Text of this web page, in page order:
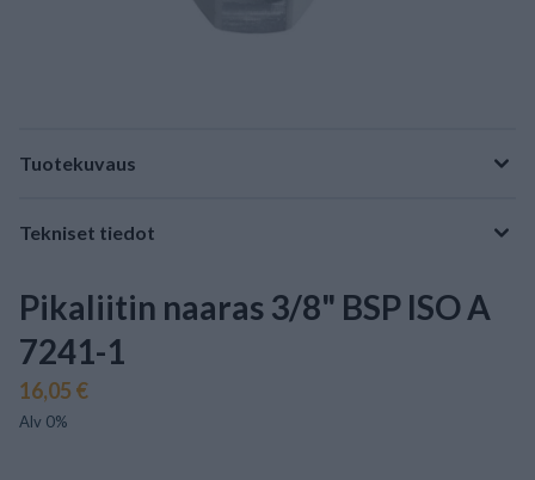
Tuotekuvaus
Tekniset tiedot
Pikaliitin naaras 3/8" BSP ISO A
7241-1
16,05 €
Alv 0%